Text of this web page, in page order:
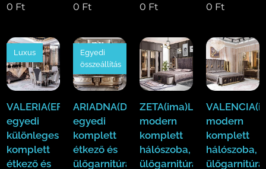
0 Ft 0 Ft 0 Ft 0 Ft
VALERIA(EFE)Luxus
egyedi
különleges
komplett
étkező és
Luxus
ARIADNA(Duy)Luxus
egyedi
komplett
étkező és
ülőgarnitúra
Egyedi
összeállítás
ZETA(ima)Luxus
modern
komplett
hálószoba,
ülőgarnitúra,étkező
modern
komplett
hálószoba,